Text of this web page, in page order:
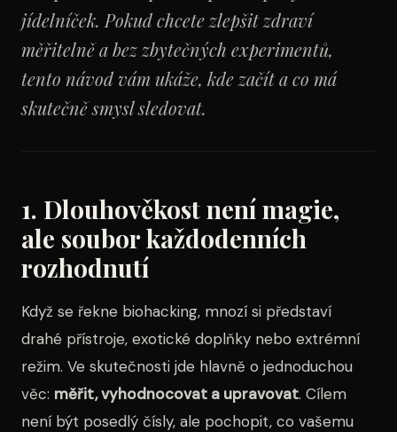
jídelníček. Pokud chcete zlepšit zdraví
měřitelně a bez zbytečných experimentů,
tento návod vám ukáže, kde začít a co má
skutečně smysl sledovat.
1. Dlouhověkost není magie,
ale soubor každodenních
rozhodnutí
Když se řekne biohacking, mnozí si představí
drahé přístroje, exotické doplňky nebo extrémní
režim. Ve skutečnosti jde hlavně o jednoduchou
věc: měřit, vyhodnocovat a upravovat. Cílem
není být posedlý čísly, ale pochopit, co vašemu